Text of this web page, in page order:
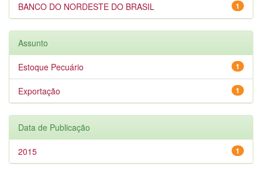
1
BANCO DO NORDESTE DO BRASIL
Assunto
1
Estoque Pecuário
1
Exportação
Data de Publicação
1
2015